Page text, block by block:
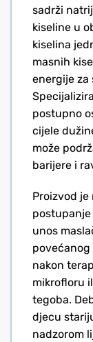
sadrži
kiseline u
kiselina
masnih
energije za
postupno
cijele
može
barijere i
Proizvod
postupanje
unos
nakon
mikrofloru
tegoba.
djecu
nadzorom